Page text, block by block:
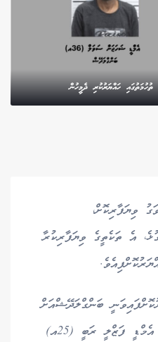
ހައްޔަރުކުރި ދެމީހުން
ވިޔަފާރިކޮށް،
އެ ތަކެތީގެ ވިޔަފާރިކުރާ
ބަންގްލަދޭޝްއަށް
ނިސްބަތްވާ ދެމީހުން ކަމުގައިވާ އެމްޑީ ފަޒްލީ ރަބީ (25އ)